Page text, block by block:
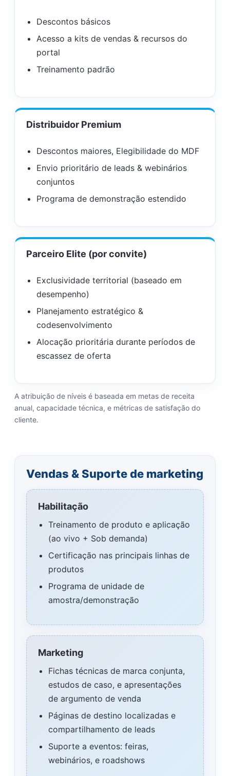
Descontos básicos
Acesso a kits de vendas & recursos do
portal
Treinamento padrão
Distribuidor Premium
Descontos maiores, Elegibilidade do MDF
Envio prioritário de leads & webinários
conjuntos
Programa de demonstração estendido
Parceiro Elite (por convite)
Exclusividade territorial (baseado em
desempenho)
Planejamento estratégico &
codesenvolvimento
Alocação prioritária durante períodos de
escassez de oferta
A atribuição de níveis é baseada em metas de receita
anual, capacidade técnica, e métricas de satisfação do
cliente.
Vendas & Suporte de marketing
Habilitação
Treinamento de produto e aplicação
(ao vivo + Sob demanda)
Certificação nas principais linhas de
produtos
Programa de unidade de
amostra/demonstração
Marketing
Fichas técnicas de marca conjunta,
estudos de caso, e apresentações
de argumento de venda
Páginas de destino localizadas e
compartilhamento de leads
Suporte a eventos: feiras,
webinários, e roadshows